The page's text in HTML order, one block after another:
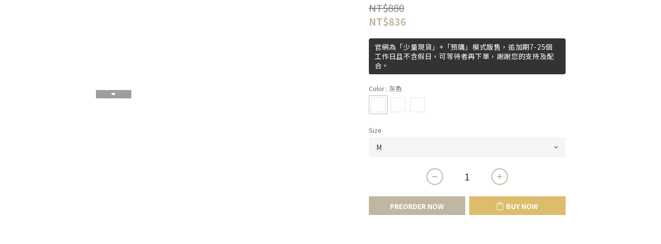
NT$880
NT$836
官網為「少量現貨」+「預購」模式販售，追加期7-25個
工作日且不含假日，可等待者再下單，謝謝您的支持及配
合。
Color : 灰色
Size
PREORDER NOW BUY NOW